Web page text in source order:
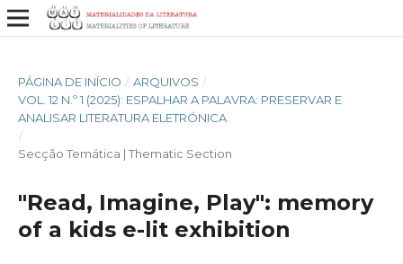
PÁGINA DE INÍCIO / ARQUIVOS /
VOL. 12 N.º 1 (2025): ESPALHAR A PALAVRA: PRESERVAR E
ANALISAR LITERATURA ELETRÓNICA
/
Secção Temática | Thematic Section
"Read, Imagine, Play": memory
of a kids e-lit exhibition